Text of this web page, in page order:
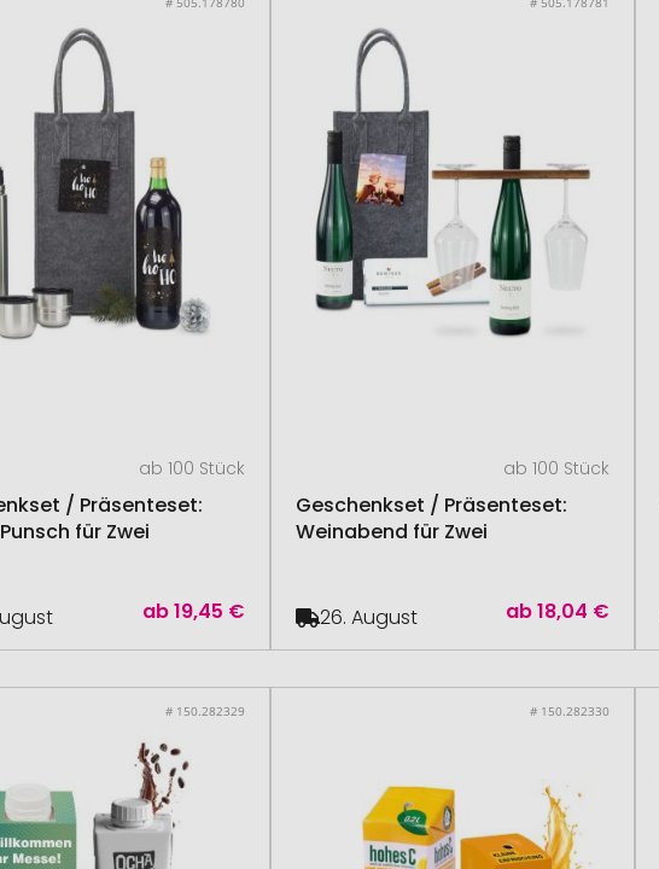
ab 100 Stück
/ Präsenteset:
für Zwei
ab19,45 €
ab 100 Stück
Geschenkset / Präsenteset:
Weinabend für Zwei
ab18,04 €
26. August
# 150.282329 # 150.282330